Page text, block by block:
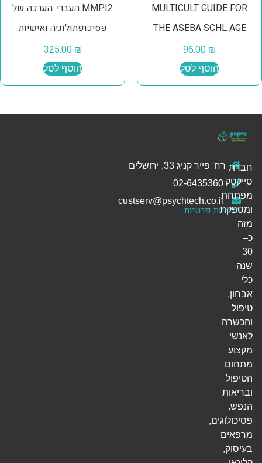
MULTICULT GUIDE FOR
THE ASEBA SCHL AGE
96.00 ₪
הוסף לסל
MMPI2 העברי: הערכה של
פסיכופתולוגיה ואישיות
325.00 ₪
הוסף לסל
רח' פייר קניג 33, ירושלים
מדיניות פרטיות
חברת
סייקטק
מפתחת
ומספקת
מזה
כ–
30
שנה
כלי
אבחון,
טיפול
והכשרה
לאנשי
מקצוע
מתחום
הטיפול
ובריאות
הנפש.
פסיכולוגים,
מרפאים
בעיסוק,